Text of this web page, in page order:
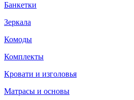
Банкетки
Зеркала
Комоды
Комплекты
Кровати и изголовья
Матрасы и основы